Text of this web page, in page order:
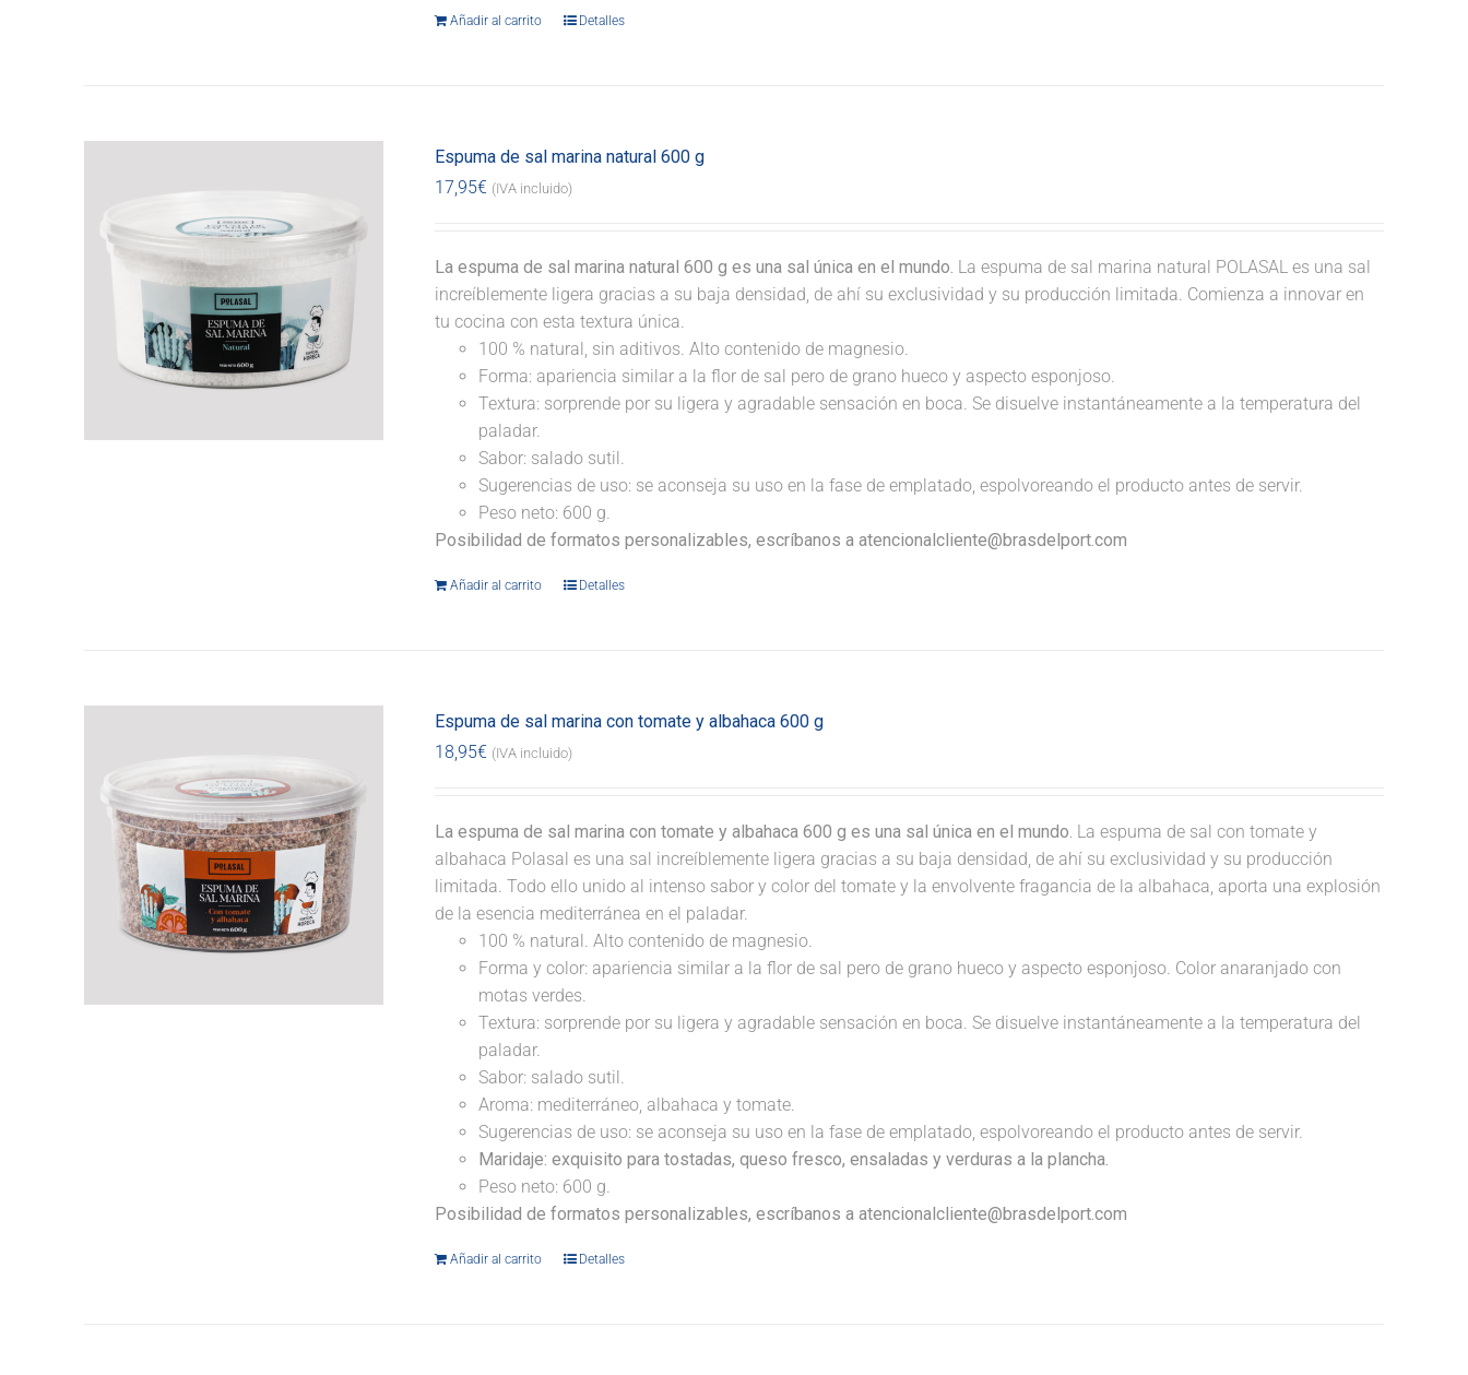
Añadir al carrito Detalles
Espuma de sal marina natural 600 g
17,95€ (IVA incluido)
La espuma de sal marina natural 600 g es una sal única en el mundo. La espuma de sal marina natural POLASAL es una sal
increíblemente ligera gracias a su baja densidad, de ahí su exclusividad y su producción limitada. Comienza a innovar en
tu cocina con esta textura única.
100 % natural, sin aditivos. Alto contenido de magnesio.
Forma: apariencia similar a la flor de sal pero de grano hueco y aspecto esponjoso.
Textura: sorprende por su ligera y agradable sensación en boca. Se disuelve instantáneamente a la temperatura del
paladar.
Sabor: salado sutil.
Sugerencias de uso: se aconseja su uso en la fase de emplatado, espolvoreando el producto antes de servir.
Peso neto: 600 g.
Posibilidad de formatos personalizables, escríbanos a atencionalcliente@brasdelport.com
Añadir al carrito Detalles
Espuma de sal marina con tomate y albahaca 600 g
18,95€ (IVA incluido)
La espuma de sal marina con tomate y albahaca 600 g es una sal única en el mundo. La espuma de sal con tomate y
albahaca Polasal es una sal increíblemente ligera gracias a su baja densidad, de ahí su exclusividad y su producción
limitada. Todo ello unido al intenso sabor y color del tomate y la envolvente fragancia de la albahaca, aporta una explosión
de la esencia mediterránea en el paladar.
100 % natural. Alto contenido de magnesio.
Forma y color: apariencia similar a la flor de sal pero de grano hueco y aspecto esponjoso. Color anaranjado con
motas verdes.
Textura: sorprende por su ligera y agradable sensación en boca. Se disuelve instantáneamente a la temperatura del
paladar.
Sabor: salado sutil.
Aroma: mediterráneo, albahaca y tomate.
Sugerencias de uso: se aconseja su uso en la fase de emplatado, espolvoreando el producto antes de servir.
Maridaje: exquisito para tostadas, queso fresco, ensaladas y verduras a la plancha.
Peso neto: 600 g.
Posibilidad de formatos personalizables, escríbanos a atencionalcliente@brasdelport.com
Añadir al carrito Detalles